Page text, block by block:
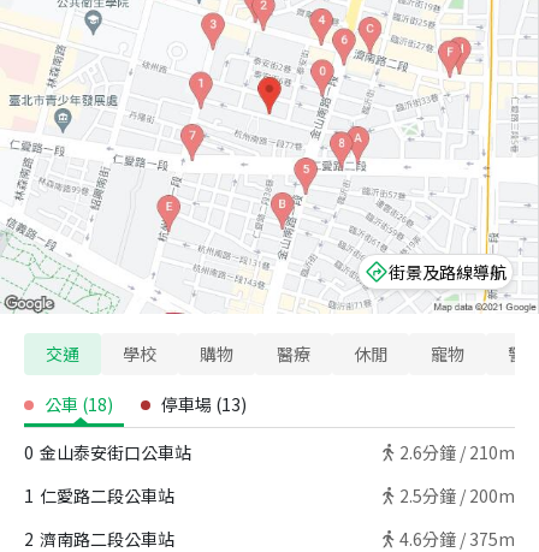
街景及路線導航
交通 學校 購物 醫療 休閒 寵物 警
公車 (18) 停車場 (13)
0 金山泰安街口公車站 2.6分鐘 / 210m
1 仁愛路二段公車站 2.5分鐘 / 200m
2 濟南路二段公車站 4.6分鐘 / 375m